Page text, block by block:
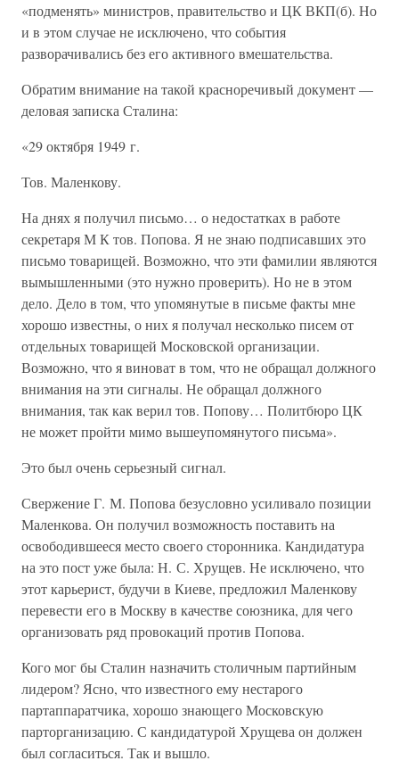
«подменять» министров, правительство и ЦК ВКП(б). Но
и в этом случае не исключено, что события
разворачивались без его активного вмешательства.
Обратим внимание на такой красноречивый документ —
деловая записка Сталина:
«29 октября 1949 г.
Тов. Маленкову.
На днях я получил письмо… о недостатках в работе
секретаря М К тов. Попова. Я не знаю подписавших это
письмо товарищей. Возможно, что эти фамилии являются
вымышленными (это нужно проверить). Но не в этом
дело. Дело в том, что упомянутые в письме факты мне
хорошо известны, о них я получал несколько писем от
отдельных товарищей Московской организации.
Возможно, что я виноват в том, что не обращал должного
внимания на эти сигналы. Не обращал должного
внимания, так как верил тов. Попову… Политбюро ЦК
не может пройти мимо вышеупомянутого письма».
Это был очень серьезный сигнал.
Свержение Г. М. Попова безусловно усиливало позиции
Маленкова. Он получил возможность поставить на
освободившееся место своего сторонника. Кандидатура
на это пост уже была: Н. С. Хрущев. Не исключено, что
этот карьерист, будучи в Киеве, предложил Маленкову
перевести его в Москву в качестве союзника, для чего
организовать ряд провокаций против Попова.
Кого мог бы Сталин назначить столичным партийным
лидером? Ясно, что известного ему нестарого
партаппаратчика, хорошо знающего Московскую
парторганизацию. С кандидатурой Хрущева он должен
был согласиться. Так и вышло.